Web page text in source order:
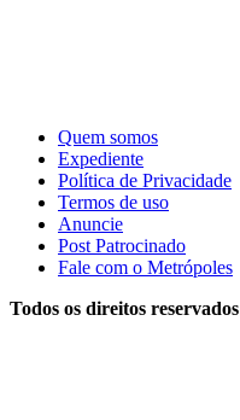
Quem somos
Expediente
Política de Privacidade
Termos de uso
Anuncie
Post Patrocinado
Fale com o Metrópoles
Todos os direitos reservados